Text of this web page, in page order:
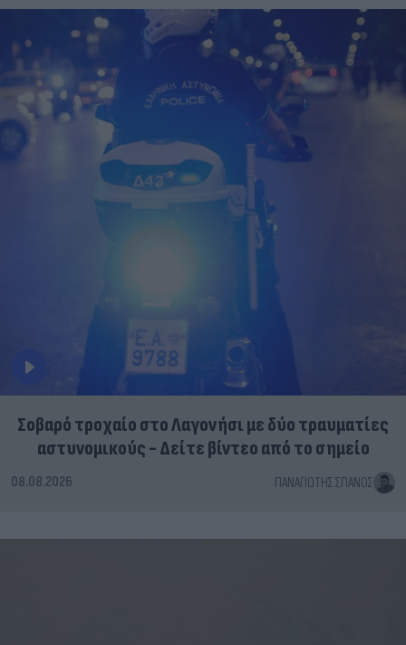
Σοβαρό τροχαίο στο Λαγονήσι με δύο τραυματίες
αστυνομικούς - Δείτε βίντεο από το σημείο
08.08.2026 ΠΑΝΑΓΙΏΤΗΣ ΣΠΑΝΌΣ